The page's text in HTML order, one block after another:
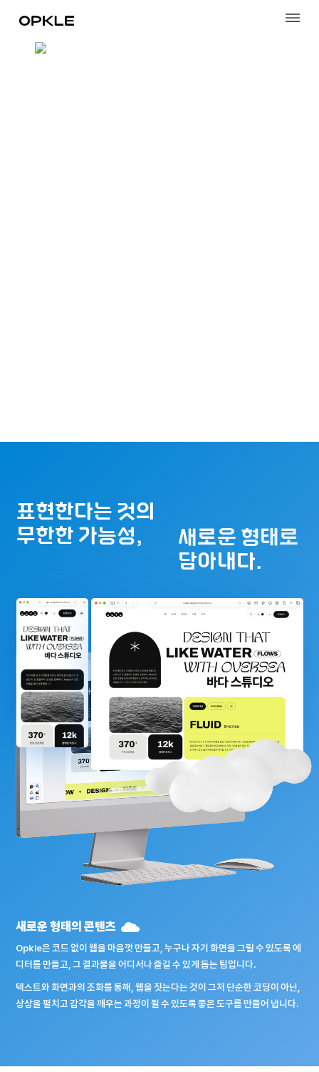
표현한다는 것의
무한한 가능성,
새로운 형태로
담아내다.
새로운 형태의 콘텐츠
Opkle은 코드 없이 웹을 마음껏 만들고, 누구나 자기 화면을 그릴 수 있도록 에
디터를 만들고, 그 결과물을 어디서나 즐길 수 있게 돕는 팀입니다.
텍스트와 화면과의 조화를 통해, 웹을 짓는다는 것이 그저 단순한 코딩이 아닌,
상상을 펼치고 감각을 깨우는 과정이 될 수 있도록 좋은 도구를 만들어 냅니다.